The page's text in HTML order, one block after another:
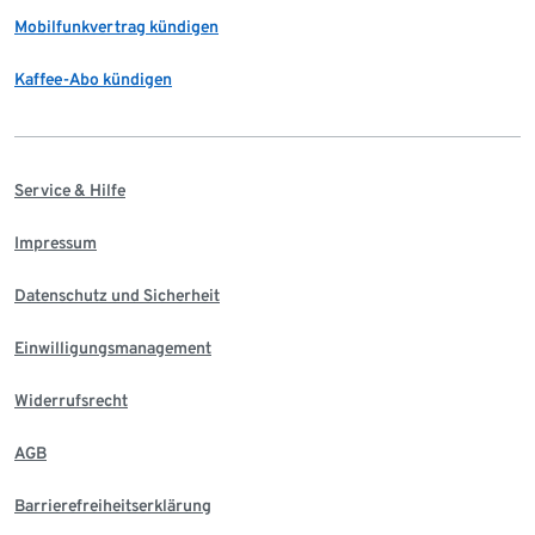
Mobilfunkvertrag kündigen
Kaffee-Abo kündigen
Service & Hilfe
Impressum
Datenschutz und Sicherheit
Einwilligungsmanagement
Widerrufsrecht
AGB
Barrierefreiheitserklärung